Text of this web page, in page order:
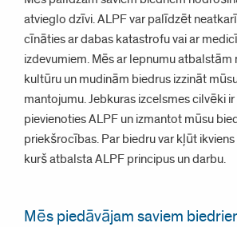
atvieglo dzīvi. ALPF var palīdzēt
cīnāties ar dabas katastrofu vai ar
izdevumiem. Mēs ar lepnumu atbalstām
kultūru un mudinām biedrus izzināt
mantojumu. Jebkuras izcelsmes cilvēki
pievienoties ALPF un izmantot mūsu
priekšrocības. Par biedru var kļūt
kurš atbalsta ALPF principus un darbu.
Mēs piedāvājam saviem